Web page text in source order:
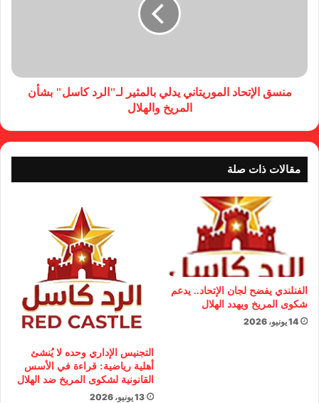
منسق الإتحاد الموريتاني يدلي بالمثير لـ"الرد كاسل" بشأن
المريخ والهلال
مقالات ذات صلة
الفنلندي يفضح لجان الإتحاد.. يدعم
شكوى المريخ ويهدد الهلال
14 يونيو، 2026
التجنيس الإداري وحده لا يُنشئ
أهلية رياضية: قراءة في الأسس
القانونية لشكوى المريخ ضد الهلال
13 يونيو، 2026